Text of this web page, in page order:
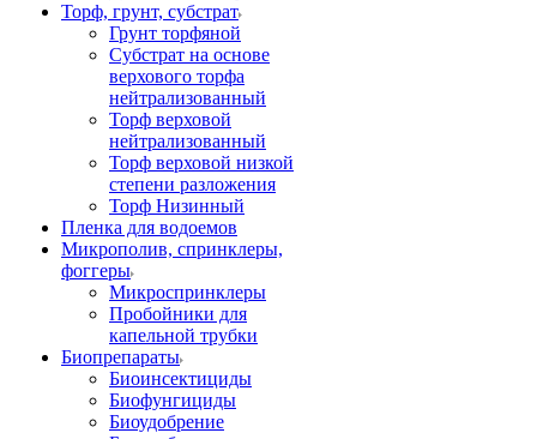
Торф, грунт, субстрат
Грунт торфяной
Субстрат на основе
верхового торфа
нейтрализованный
Торф верховой
нейтрализованный
Торф верховой низкой
степени разложения
Торф Низинный
Пленка для водоемов
Микрополив, спринклеры,
фоггеры
Микроспринклеры
Пробойники для
капельной трубки
Биопрепараты
Биоинсектициды
Биофунгициды
Биоудобрение